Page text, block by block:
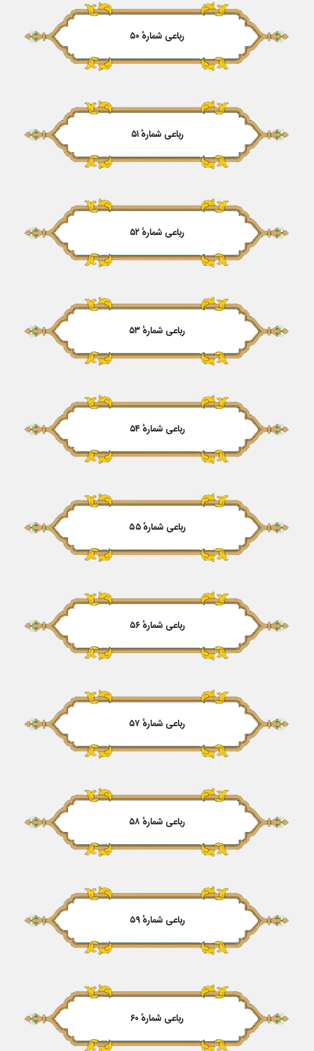
رباعی شمارهٔ ۵۰
رباعی شمارهٔ ۵۱
رباعی شمارهٔ ۵۲
رباعی شمارهٔ ۵۳
رباعی شمارهٔ ۵۴
رباعی شمارهٔ ۵۵
رباعی شمارهٔ ۵۶
رباعی شمارهٔ ۵۷
رباعی شمارهٔ ۵۸
رباعی شمارهٔ ۵۹
رباعی شمارهٔ ۶۰